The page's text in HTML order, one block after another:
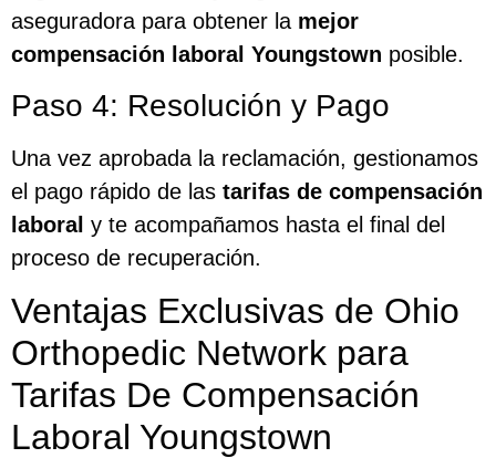
aseguradora para obtener la mejor
compensación laboral Youngstown posible.
Paso 4: Resolución y Pago
Una vez aprobada la reclamación, gestionamos
el pago rápido de las tarifas de compensación
laboral y te acompañamos hasta el final del
proceso de recuperación.
Ventajas Exclusivas de Ohio
Orthopedic Network para
Tarifas De Compensación
Laboral Youngstown